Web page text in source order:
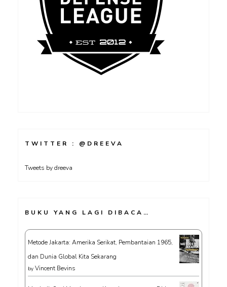
TWITTER : @DREEVA
Tweets by dreeva
BUKU YANG LAGI DIBACA…
Metode Jakarta: Amerika Serikat, Pembantaian 1965,
dan Dunia Global Kita Sekarang
by Vincent Bevins